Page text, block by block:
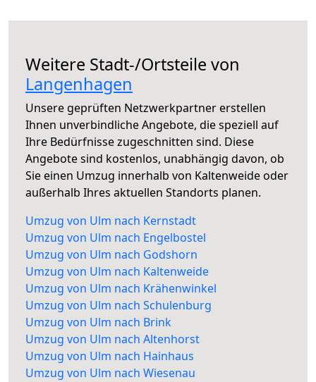
Weitere Stadt-/Ortsteile von
Langenhagen
Unsere geprüften Netzwerkpartner erstellen
Ihnen unverbindliche Angebote, die speziell auf
Ihre Bedürfnisse zugeschnitten sind. Diese
Angebote sind kostenlos, unabhängig davon, ob
Sie einen Umzug innerhalb von Kaltenweide oder
außerhalb Ihres aktuellen Standorts planen.
Umzug von Ulm nach Kernstadt
Umzug von Ulm nach Engelbostel
Umzug von Ulm nach Godshorn
Umzug von Ulm nach Kaltenweide
Umzug von Ulm nach Krähenwinkel
Umzug von Ulm nach Schulenburg
Umzug von Ulm nach Brink
Umzug von Ulm nach Altenhorst
Umzug von Ulm nach Hainhaus
Umzug von Ulm nach Wiesenau